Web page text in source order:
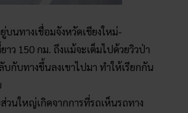
นทางเชื่อมจังหวัดเชียงใหม่-
ว 150 กม. ถึงแม้จะเต็มไปด้วยวิวป่า
กับทางขึ้นลงเขาไปมา ทำให้เรียกกัน
วนใหญ่เกิดจากการที่รถเห็นรถทาง